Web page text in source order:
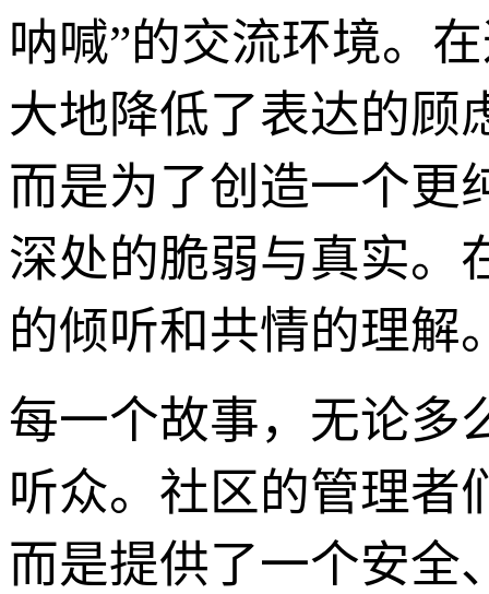
呐喊”的交流环境。
大地降低了表达的顾
而是为了创造一个更
深处的脆弱与真实。
的倾听和共情的理解
每一个故事，无论多
听众。社区的管理者
而是提供了一个安全